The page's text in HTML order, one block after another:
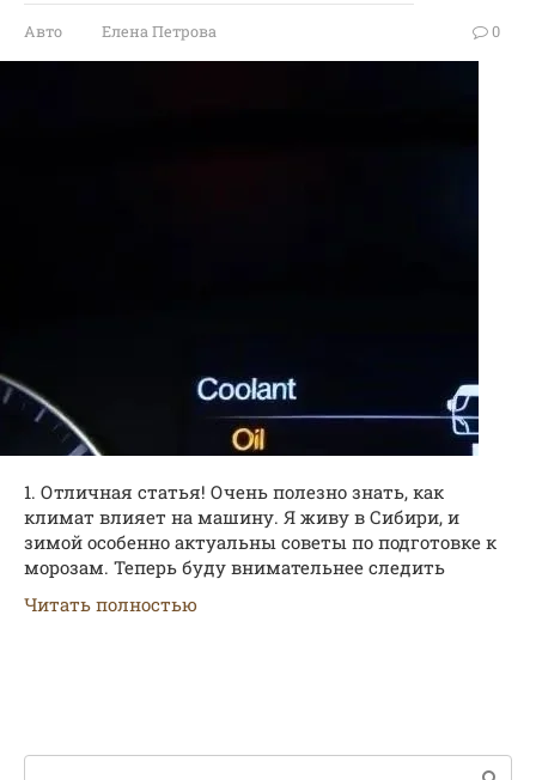
Авто Елена Петрова 0
1. Отличная статья! Очень полезно знать, как
климат влияет на машину. Я живу в Сибири, и
зимой особенно актуальны советы по подготовке к
морозам. Теперь буду внимательнее следить
Читать полностью
Поиск: